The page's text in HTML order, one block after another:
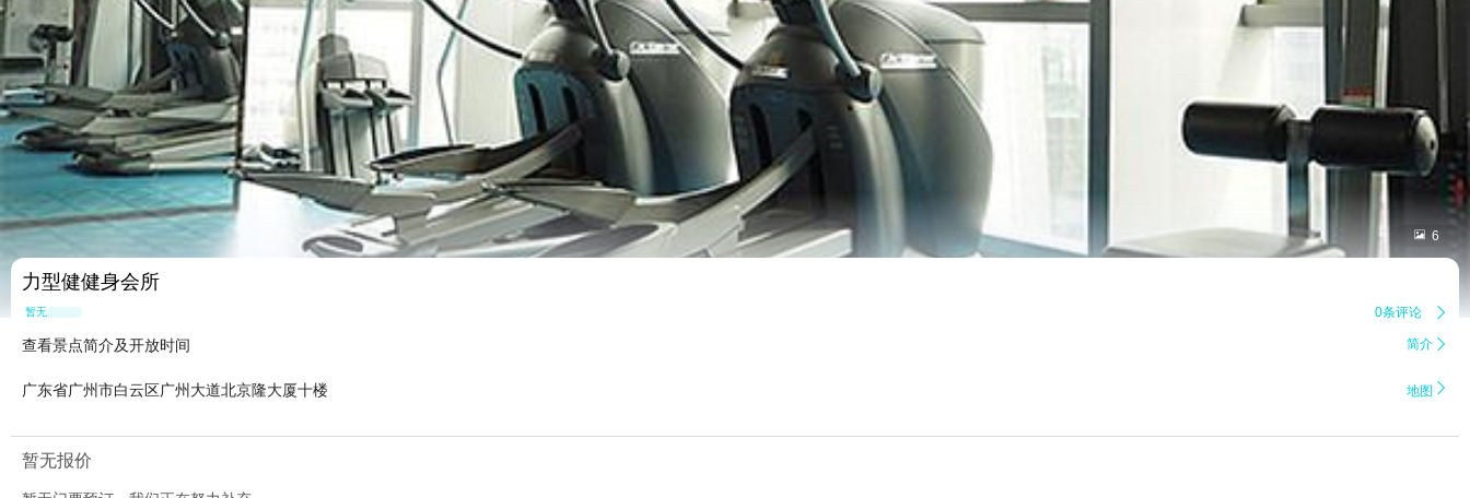
 6
力型健健身会所
暂无点评 0条评论 
查看景点简介及开放时间 简介 
广东省广州市白云区广州大道北京隆大厦十楼 地图 
暂无报价